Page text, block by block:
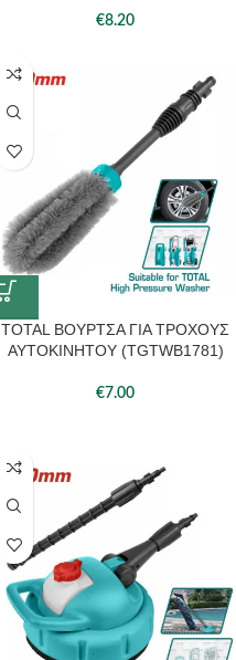
€8.20
TOTAL ΒΟΥΡΤΣΑ ΓΙΑ ΤΡΟΧΟΥΣ
ΑΥΤΟΚΙΝΗΤΟΥ (TGTWB1781)
€7.00